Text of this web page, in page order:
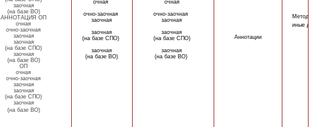
заочная
(на базе ВО)
АННОТАЦИЯ ОП
очная
очно-заочная
заочная
заочная
(на базе СПО)
заочная
(на базе ВО)
ОП
очная
очно-заочная
заочная
заочная
(на базе СПО)
заочная
(на базе ВО)
очная
очно-заочная
заочная
заочная
(на базе СПО)
заочная
(на базе ВО)
очная
очно-заочная
заочная
заочная
(на базе СПО)
заочная
(на базе ВО)
Аннотации
иные